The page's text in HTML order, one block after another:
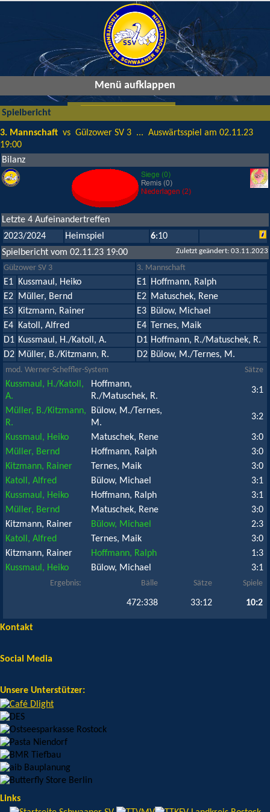
Menü aufklappen
Spielbericht
3. Mannschaft vs Gülzower SV 3 ... Auswärtsspiel am 02.11.23
19:00
Bilanz
Letzte 4 Aufeinandertreffen
2023/2024
Heimspiel 6:10
Spielbericht vom 02.11.23 19:00
Zuletzt geändert: 03.11.2023
Gülzower SV 3 3. Mannschaft
E1 Kussmaul, Heiko E1 Hoffmann, Ralph
E2
Müller, Bernd E2 Matuschek, Rene
E3
Kitzmann, Rainer E3 Bülow, Michael
E4
Katoll, Alfred E4 Ternes, Maik
D1 Kussmaul, H./Katoll, A. D1 Hoffmann, R./Matuschek, R.
D2 Müller, B./Kitzmann, R. D2 Bülow, M./Ternes, M.
mod. Werner-Scheffler-System Sätze
Kussmaul, H./Katoll,
A.
Hoffmann,
R./Matuschek, R.
3:1
Müller, B./Kitzmann,
R.
Bülow, M./Ternes,
M.
3:2
Kussmaul, Heiko Matuschek, Rene
3:0
Müller, Bernd
Hoffmann, Ralph
3:0
Kitzmann, Rainer
Ternes, Maik
3:0
Katoll, Alfred
Bülow, Michael
3:1
Kussmaul, Heiko
Hoffmann, Ralph
3:1
Müller, Bernd
Matuschek, Rene
3:0
Kitzmann, Rainer
Bülow, Michael
2:3
Katoll, Alfred
Ternes, Maik
3:0
Kitzmann, Rainer
Hoffmann, Ralph
1:3
Kussmaul, Heiko
Bülow, Michael 3:1
Ergebnis: Bälle Sätze Spiele
472:338 33:12 10:2
Kontakt
Social Media
Unsere Unterstützer:
Links